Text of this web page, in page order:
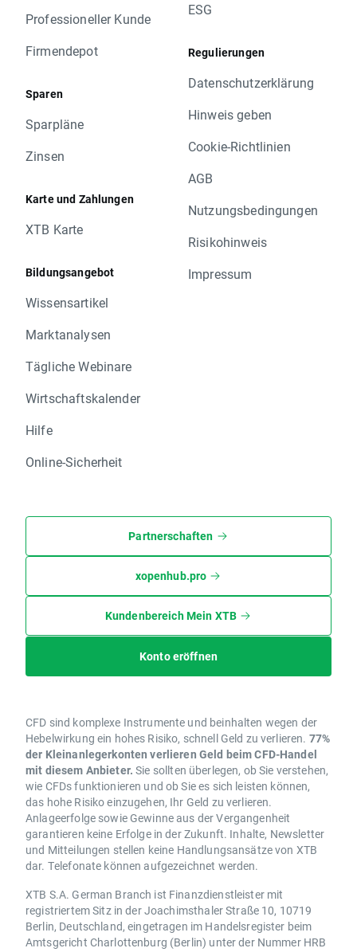
Professioneller Kunde
Firmendepot
Sparen
Sparpläne
Zinsen
Karte und Zahlungen
XTB Karte
Bildungsangebot
Wissensartikel
Marktanalysen
Tägliche Webinare
Wirtschaftskalender
Hilfe
Online-Sicherheit
ESG
Regulierungen
Datenschutzerklärung
Hinweis geben
Cookie-Richtlinien
AGB
Nutzungsbedingungen
Risikohinweis
Impressum
Partnerschaften
xopenhub.pro
Kundenbereich Mein XTB
Konto eröffnen
CFD sind komplexe Instrumente und beinhalten wegen der
Hebelwirkung ein hohes Risiko, schnell Geld zu verlieren. 77%
der Kleinanlegerkonten verlieren Geld beim CFD-Handel
mit diesem Anbieter. Sie sollten überlegen, ob Sie verstehen,
wie CFDs funktionieren und ob Sie es sich leisten können,
das hohe Risiko einzugehen, Ihr Geld zu verlieren.
Anlageerfolge sowie Gewinne aus der Vergangenheit
garantieren keine Erfolge in der Zukunft. Inhalte, Newsletter
und Mitteilungen stellen keine Handlungsansätze von XTB
dar. Telefonate können aufgezeichnet werden.
XTB S.A. German Branch ist Finanzdienstleister mit
registriertem Sitz in der Joachimsthaler Straße 10, 10719
Berlin, Deutschland, eingetragen im Handelsregister beim
Amtsgericht Charlottenburg (Berlin) unter der Nummer HRB